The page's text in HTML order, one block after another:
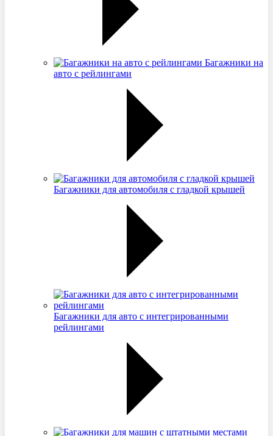
Багажники на
авто с рейлингами
Багажники для автомобиля с гладкой крышей
Багажники для авто с интегрированными
рейлингами